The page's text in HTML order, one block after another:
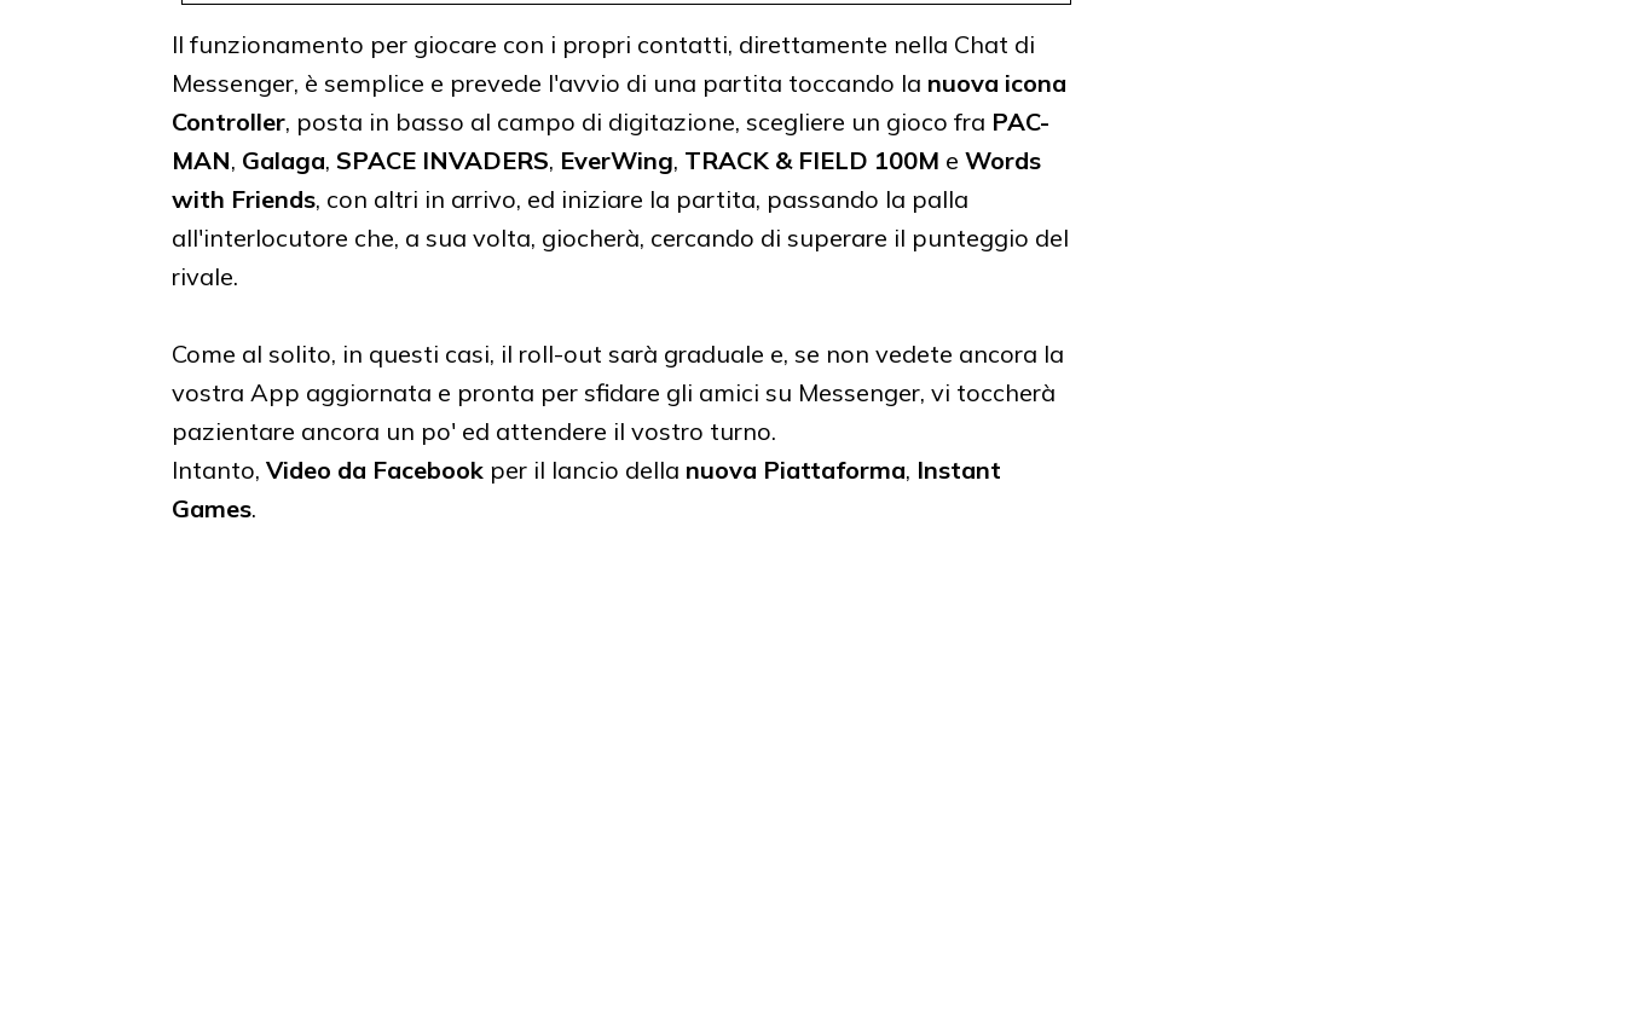
Il funzionamento per giocare con i propri contatti, direttamente nella Chat di
Messenger, è semplice e prevede l'avvio di una partita toccando la nuova icona
Controller, posta in basso al campo di digitazione, scegliere un gioco fra PAC-
MAN, Galaga, SPACE INVADERS, EverWing, TRACK & FIELD 100M e Words
with Friends, con altri in arrivo, ed iniziare la partita, passando la palla
all'interlocutore che, a sua volta, giocherà, cercando di superare il punteggio del
rivale.
Come al solito, in questi casi, il roll-out sarà graduale e, se non vedete ancora la
vostra App aggiornata e pronta per sfidare gli amici su Messenger, vi toccherà
pazientare ancora un po' ed attendere il vostro turno.
Intanto, Video da Facebook per il lancio della nuova Piattaforma, Instant
Games.